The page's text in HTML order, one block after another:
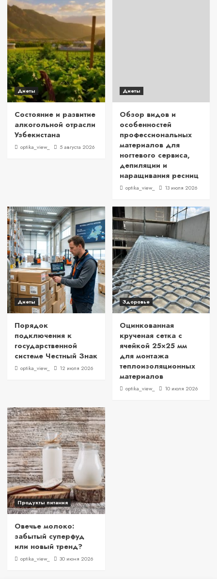
Диеты
Состояние и развитие
алкогольной отрасли
Узбекистана
optika_view_ 5 августа 2026
Диеты
Обзор видов и
особенностей
профессиональных
материалов для
ногтевого сервиса,
депиляции и
наращивания ресниц
optika_view_ 13 июля 2026
Диеты
Порядок
подключения к
государственной
системе Честный Знак
optika_view_ 12 июля 2026
Здоровье
Оцинкованная
крученая сетка с
ячейкой 25×25 мм
для монтажа
теплоизоляционных
материалов
optika_view_ 10 июля 2026
Продукты питания
Овечье молоко:
забытый суперфуд
или новый тренд?
optika_view_ 30 июня 2026